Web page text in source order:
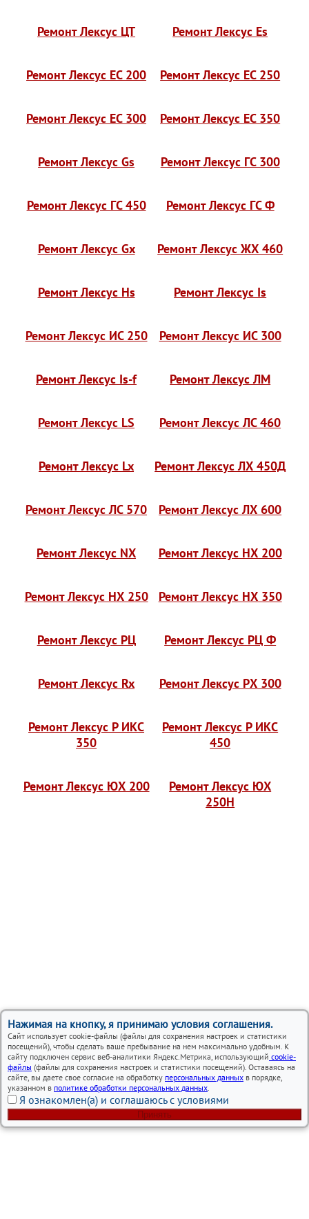
Нажимая на кнопку, я принимаю условия соглашения.
Сайт использует cookie-файлы (файлы для сохранения настроек и статистики
посещений), чтобы сделать ваше пребывание на нем максимально удобным. К
сайту подключен сервис веб-аналитики Яндекс.Метрика, использующий cookie-
файлы (файлы для сохранения настроек и статистики посещений). Оставаясь на
сайте, вы даете свое согласие на обработку персональных данных в порядке,
указанном в политике обработки персональных данных.
Я ознакомлен(а) и соглашаюсь с условиями
Принять
Ремонт Лексус ЦТ Ремонт Лексус Es
Ремонт Лексус ЕС 200 Ремонт Лексус ЕС 250
Ремонт Лексус ЕС 300 Ремонт Лексус ЕС 350
Ремонт Лексус Gs Ремонт Лексус ГС 300
Ремонт Лексус ГС 450 Ремонт Лексус ГС Ф
Ремонт Лексус Gx Ремонт Лексус ЖХ 460
Ремонт Лексус Hs Ремонт Лексус Is
Ремонт Лексус ИС 250 Ремонт Лексус ИС 300
Ремонт Лексус Is-f Ремонт Лексус ЛМ
Ремонт Лексус LS Ремонт Лексус ЛС 460
Ремонт Лексус Lx Ремонт Лексус ЛХ 450Д
Ремонт Лексус ЛС 570 Ремонт Лексус ЛХ 600
Ремонт Лексус NX Ремонт Лексус НХ 200
Ремонт Лексус НХ 250 Ремонт Лексус НХ 350
Ремонт Лексус РЦ Ремонт Лексус РЦ Ф
Ремонт Лексус Rx Ремонт Лексус РХ 300
Ремонт Лексус Р ИКС
350
Ремонт Лексус Р ИКС
450
Ремонт Лексус ЮХ 200
Ремонт Лексус ЮХ
250H